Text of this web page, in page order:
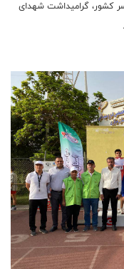
کشور، گرامیداشت شهدای